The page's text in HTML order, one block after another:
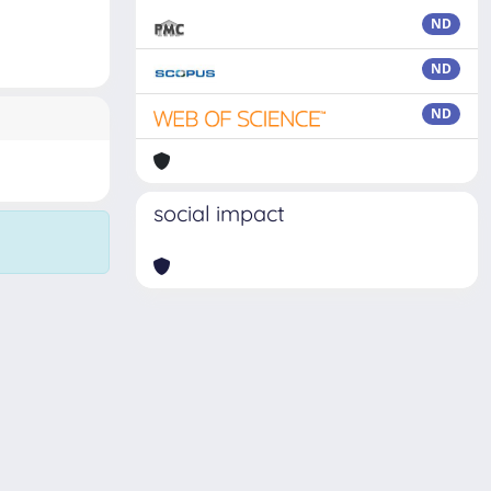
ND
ND
ND
social impact